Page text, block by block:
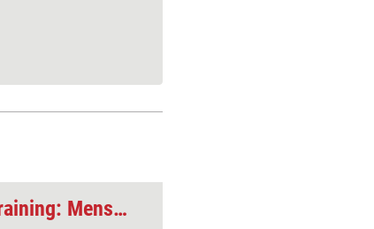
Theatermethoden im Training: Menschen Memory